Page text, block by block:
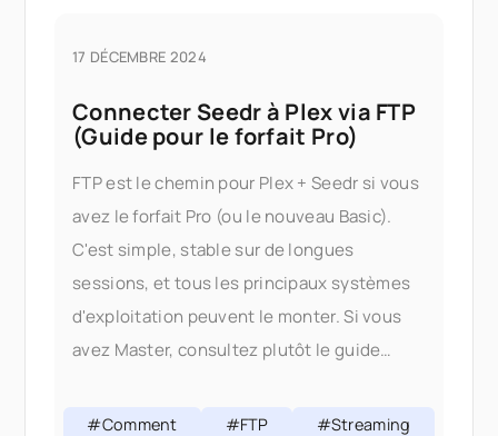
17 DÉCEMBRE 2024
Connecter Seedr à Plex via FTP
(Guide pour le forfait Pro)
FTP est le chemin pour Plex + Seedr si vous
avez le forfait Pro (ou le nouveau Basic).
C'est simple, stable sur de longues
sessions, et tous les principaux systèmes
d'exploitation peuvent le monter. Si vous
avez Master, consultez plutôt le guide
canonique Plex +
#Comment #FTP #Streaming